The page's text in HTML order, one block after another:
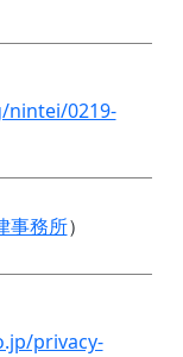
nintei/0219-
事務所）
privacy-